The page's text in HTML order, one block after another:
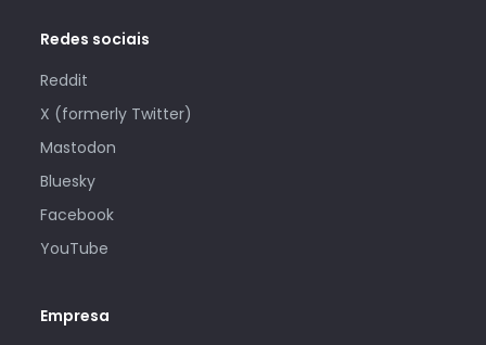
Redes sociais
Reddit
X (formerly Twitter)
Mastodon
Bluesky
Facebook
YouTube
Empresa